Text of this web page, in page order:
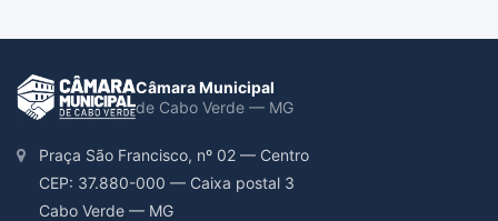
Câmara Municipal
de Cabo Verde — MG
Praça São Francisco, nº 02 — Centro
CEP: 37.880-000 — Caixa postal 3
Cabo Verde — MG